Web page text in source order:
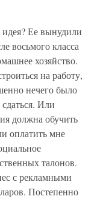
Ее вынудили
восьмого класса
хозяйство.
на работу,
нечего было
Или
должна обучить
оплатить мне
талонов.
с рекламными
Постепенно